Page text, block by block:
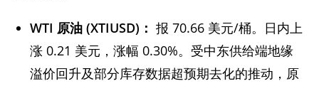
WTI 原油 (XTIUSD) ： 报 70.66 美元/桶。日内上
涨 0.21 美元，涨幅 0.30%。受中东供给端地缘
溢价回升及部分库存数据超预期去化的推动，原